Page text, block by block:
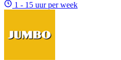
1 - 15 uur per week